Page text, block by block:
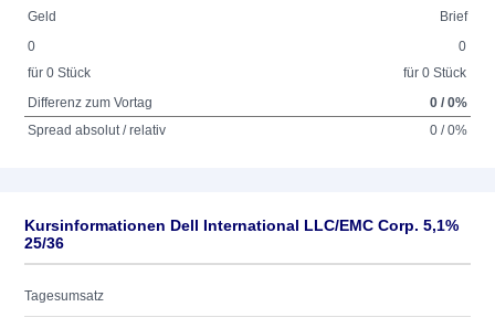
Geld
Brief
0
für 0 Stück
0
für 0 Stück
Differenz zum Vortag
0 / 0%
Spread absolut / relativ
0 / 0%
Kursinformationen Dell International LLC/EMC Corp. 5,1%
25/36
Tagesumsatz